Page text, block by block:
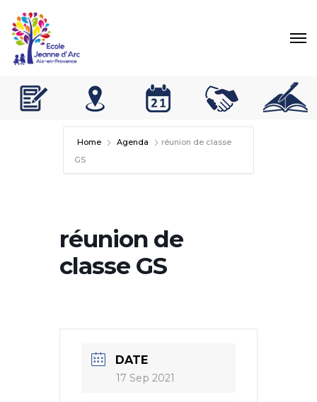
Home Agenda
réunion de classe
GS
réunion de
classe GS
DATE
17 Sep 2021